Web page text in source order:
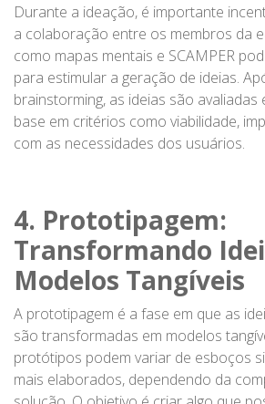
Durante a ideação, é importante
a colaboração entre os membros da
como mapas mentais e SCAMPER
para estimular a geração de ideias.
brainstorming, as ideias são avaliadas
base em critérios como viabilidade,
com as necessidades dos usuários.
4. Prototipagem:
Transformando
Modelos Tangíveis
A prototipagem é a fase em que as
são transformadas em modelos
protótipos podem variar de esboços
mais elaborados, dependendo da